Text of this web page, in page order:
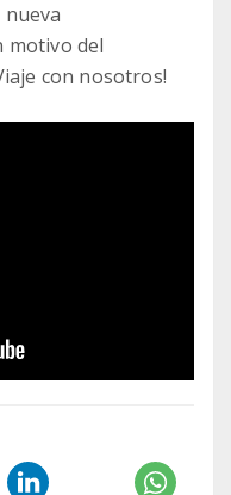
motivo del
con nosotros!